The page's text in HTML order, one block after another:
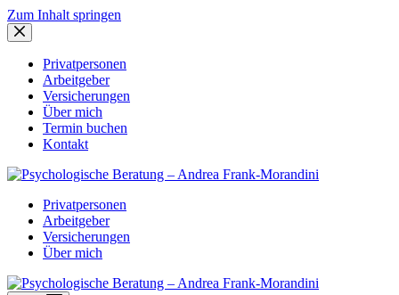
Zum Inhalt springen
Privatpersonen
Arbeitgeber
Versicherungen
Über mich
Termin buchen
Kontakt
Privatpersonen
Arbeitgeber
Versicherungen
Über mich